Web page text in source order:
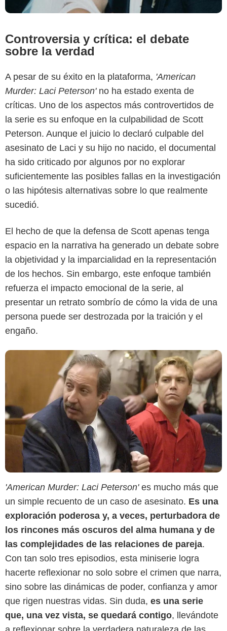
Controversia y crítica: el debate
sobre la verdad
A pesar de su éxito en la plataforma, 'American
Murder: Laci Peterson'no ha estado exenta de
críticas. Uno de los aspectos más controvertidos de
la serie es su enfoque en la culpabilidad de Scott
Peterson. Aunque el juicio lo declaró culpable del
asesinato de Laci y su hijo no nacido, el documental
ha sido criticado por algunos por no explorar
suficientemente las posibles fallas en la investigación
o las hipótesis alternativas sobre lo que realmente
sucedió.
El hecho de que la defensa de Scott apenas tenga
espacio en la narrativa ha generado un debate sobre
la objetividad y la imparcialidad en la representación
de los hechos. Sin embargo, este enfoque también
refuerza el impacto emocional de la serie, al
presentar un retrato sombrío de cómo la vida de una
persona puede ser destrozada por la traición y el
engaño.
Netflix
'American Murder: Laci Peterson' es mucho más que
un simple recuento de un caso de asesinato. Es una
exploración poderosa y, a veces, perturbadora de
los rincones más oscuros del alma humana y de
las complejidades de las relaciones de pareja.
Con tan solo tres episodios, esta miniserie logra
hacerte reflexionar no solo sobre el crimen que narra,
sino sobre las dinámicas de poder, confianza y amor
que rigen nuestras vidas. Sin duda, es una serie
que, una vez vista, se quedará contigo, llevándote